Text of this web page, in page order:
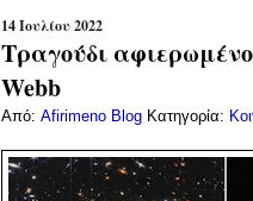
14 Ιουλίου 2022
Τραγούδι
Webb
Από: Afirimeno Blog Κατηγορία: